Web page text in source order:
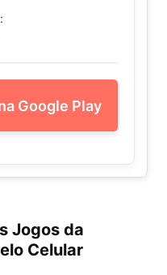
Google Play
Jogos da
Celular